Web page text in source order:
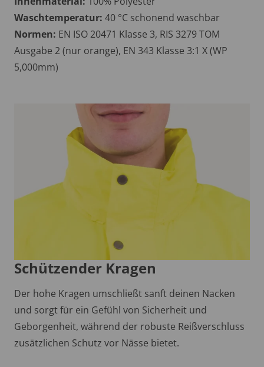
Waschtemperatur: 40 °C schonend waschbar
Normen: EN ISO 20471 Klasse 3, RIS 3279 TOM
Ausgabe 2 (nur orange), EN 343 Klasse 3:1 X (WP
5,000mm)
Schützender Kragen
Der hohe Kragen umschließt sanft deinen Nacken
und sorgt für ein Gefühl von Sicherheit und
Geborgenheit, während der robuste Reißverschluss
zusätzlichen Schutz vor Nässe bietet.